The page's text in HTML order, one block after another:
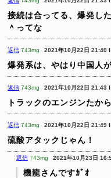
接続は合ってる、爆発し
＾ってな
返信 743mg 2021年10月22日 21:40
爆発系は、やはり中国人が
返信 743mg 2021年10月22日 21:43
トラックのエンジンたか
返信 743mg 2021年10月22日 21:49
硫酸アタックじゃん！
返信 743mg 2021年10月23日
機龍さんですｶﾞｵ